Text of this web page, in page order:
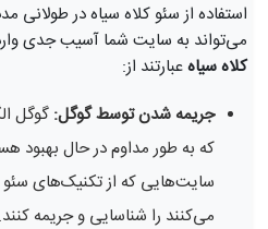
استفاده از سئو کلاه سیاه در طولانی
می‌تواند به سایت شما آسیب جدی
کلاه سیاهعبارتند از:
جریمه شدن توسط گوگل: گوگل
که به طور مداوم در حال بهبود
سایت‌هایی که از تکنیک‌های سئو
می‌کنند را شناسایی و جریمه